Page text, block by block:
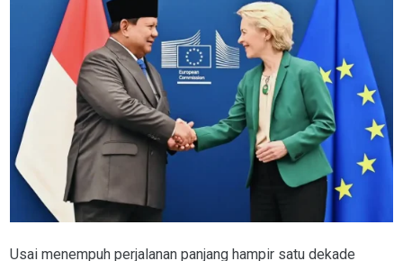
Usai menempuh perjalanan panjang hampir satu dekade